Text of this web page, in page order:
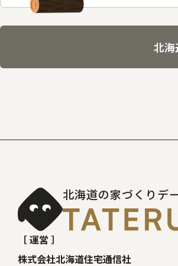
北
北海道の家づくりデ
［ 運営 ］
株式会社北海道住宅通信社